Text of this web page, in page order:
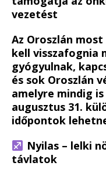
vezetést
Az Oroszlán
kell visszafognia
gyógyulnak,
és sok Oroszlán
amelyre mindig
augusztus 31.
időpontok
Nyilas – lelki
távlatok